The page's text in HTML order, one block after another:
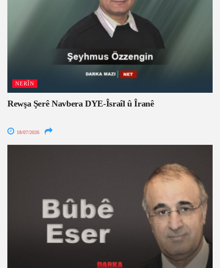
NERÎN
Rewşa Şerê Navbera DYE-Îsraîl û Îranê
18/07/2026